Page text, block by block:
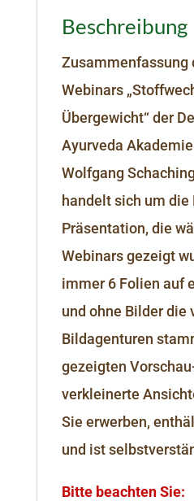
Beschreibung
Zusammenfassung
Webinars
Übergewicht“ der
Ayurveda
Wolfgang
handelt sich um die
Präsentation, die
Webinars gezeigt
immer 6 Folien auf
und ohne Bilder die
Bildagenturen
gezeigten
verkleinerte
Sie erwerben,
und ist
Bitte beachten Sie: